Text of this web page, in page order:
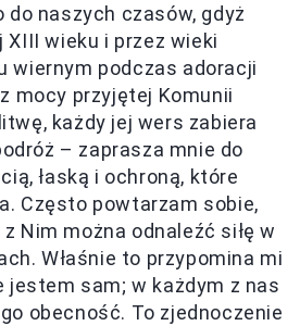
naszych czasów, gdyż
wieku i przez wieki
wiernym podczas adoracji
mocy przyjętej Komunii
każdy jej wers zabiera
– zaprasza mnie do
łaską i ochroną, które
Często powtarzam sobie,
Nim można odnaleźć siłę w
Właśnie to przypomina mi
jestem sam; w każdym z nas
obecność. To zjednoczenie